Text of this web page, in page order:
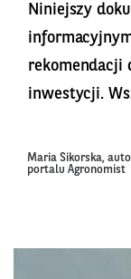
Niniejszy
rekomendacji
inwestycji.
Maria Sikorska,
portalu Agronomist